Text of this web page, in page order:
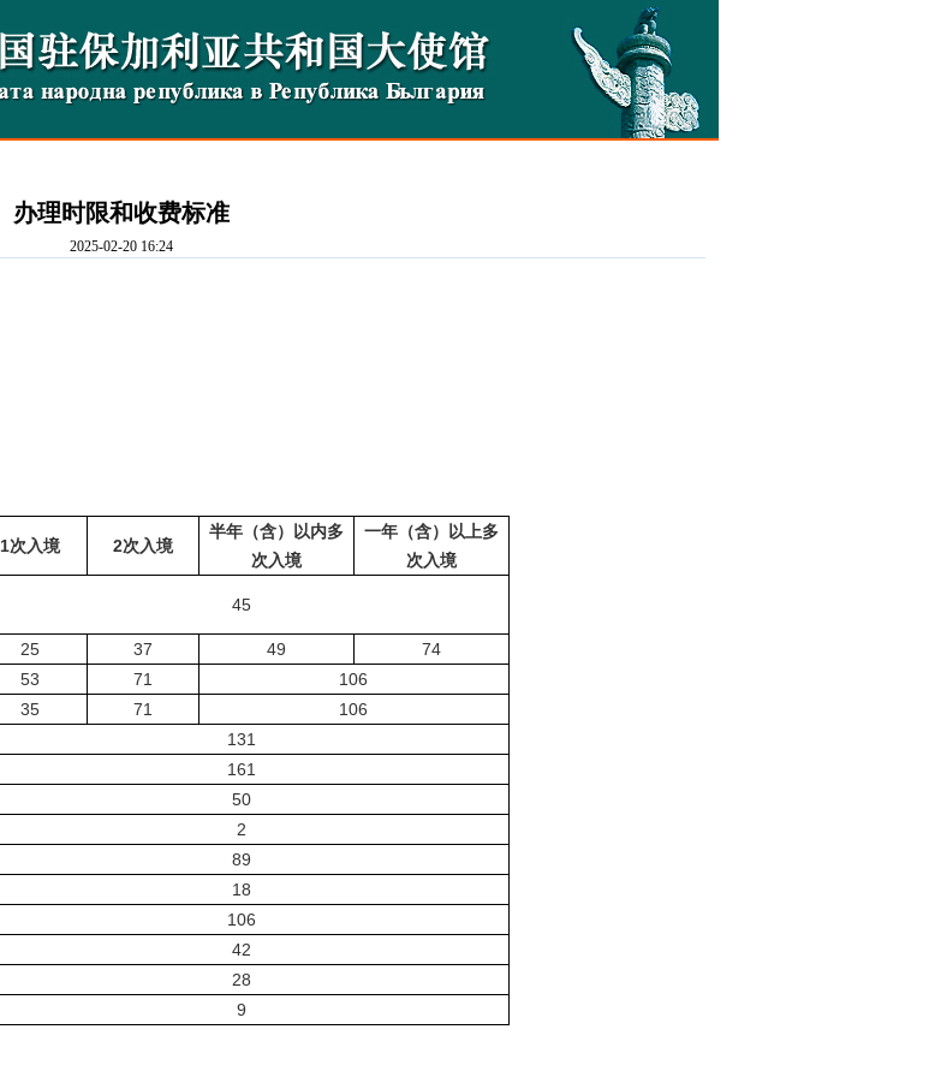
办理时限和收费标准
2025-02-20 16:24
1次入境 2次入境
半年（含）以内多
次入境
一年（含）以上多
次入境
45
25 37 49
74
53 71
106
35 71
106
131
161
50
2
89
18
106
42
28
9